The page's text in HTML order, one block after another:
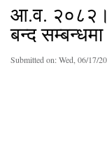
आ.व.
बन्द
Submitted on:Wed, 06/17/